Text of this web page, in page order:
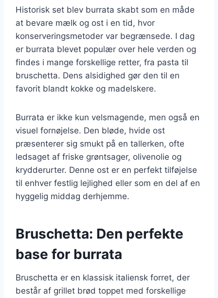
Historisk set blev burrata skabt som en måde
at bevare mælk og ost i en tid, hvor
konserveringsmetoder var begrænsede. I dag
er burrata blevet populær over hele verden og
findes i mange forskellige retter, fra pasta til
bruschetta. Dens alsidighed gør den til en
favorit blandt kokke og madelskere.
Burrata er ikke kun velsmagende, men også en
visuel fornøjelse. Den bløde, hvide ost
præsenterer sig smukt på en tallerken, ofte
ledsaget af friske grøntsager, olivenolie og
krydderurter. Denne ost er en perfekt tilføjelse
til enhver festlig lejlighed eller som en del af en
hyggelig middag derhjemme.
Bruschetta: Den perfekte
base for burrata
Bruschetta er en klassisk italiensk forret, der
består af grillet brød toppet med forskellige